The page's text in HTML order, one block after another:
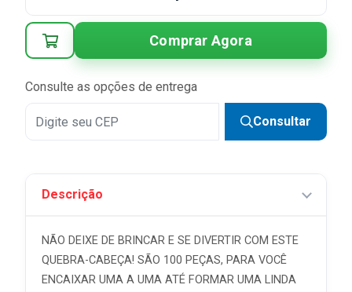
Comprar Agora
Consulte as opções de entrega
Consultar
Descrição
NÃO DEIXE DE BRINCAR E SE DIVERTIR COM ESTE
QUEBRA-CABEÇA! SÃO 100 PEÇAS, PARA VOCÊ
ENCAIXAR UMA A UMA ATÉ FORMAR UMA LINDA